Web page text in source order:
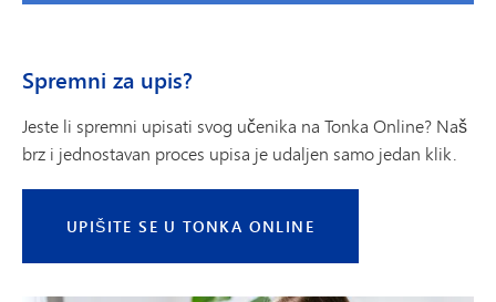
Spremni za upis?
Jeste li spremni upisati svog učenika na Tonka Online? Naš
brz i jednostavan proces upisa je udaljen samo jedan klik.
UPIŠITE SE U TONKA ONLINE